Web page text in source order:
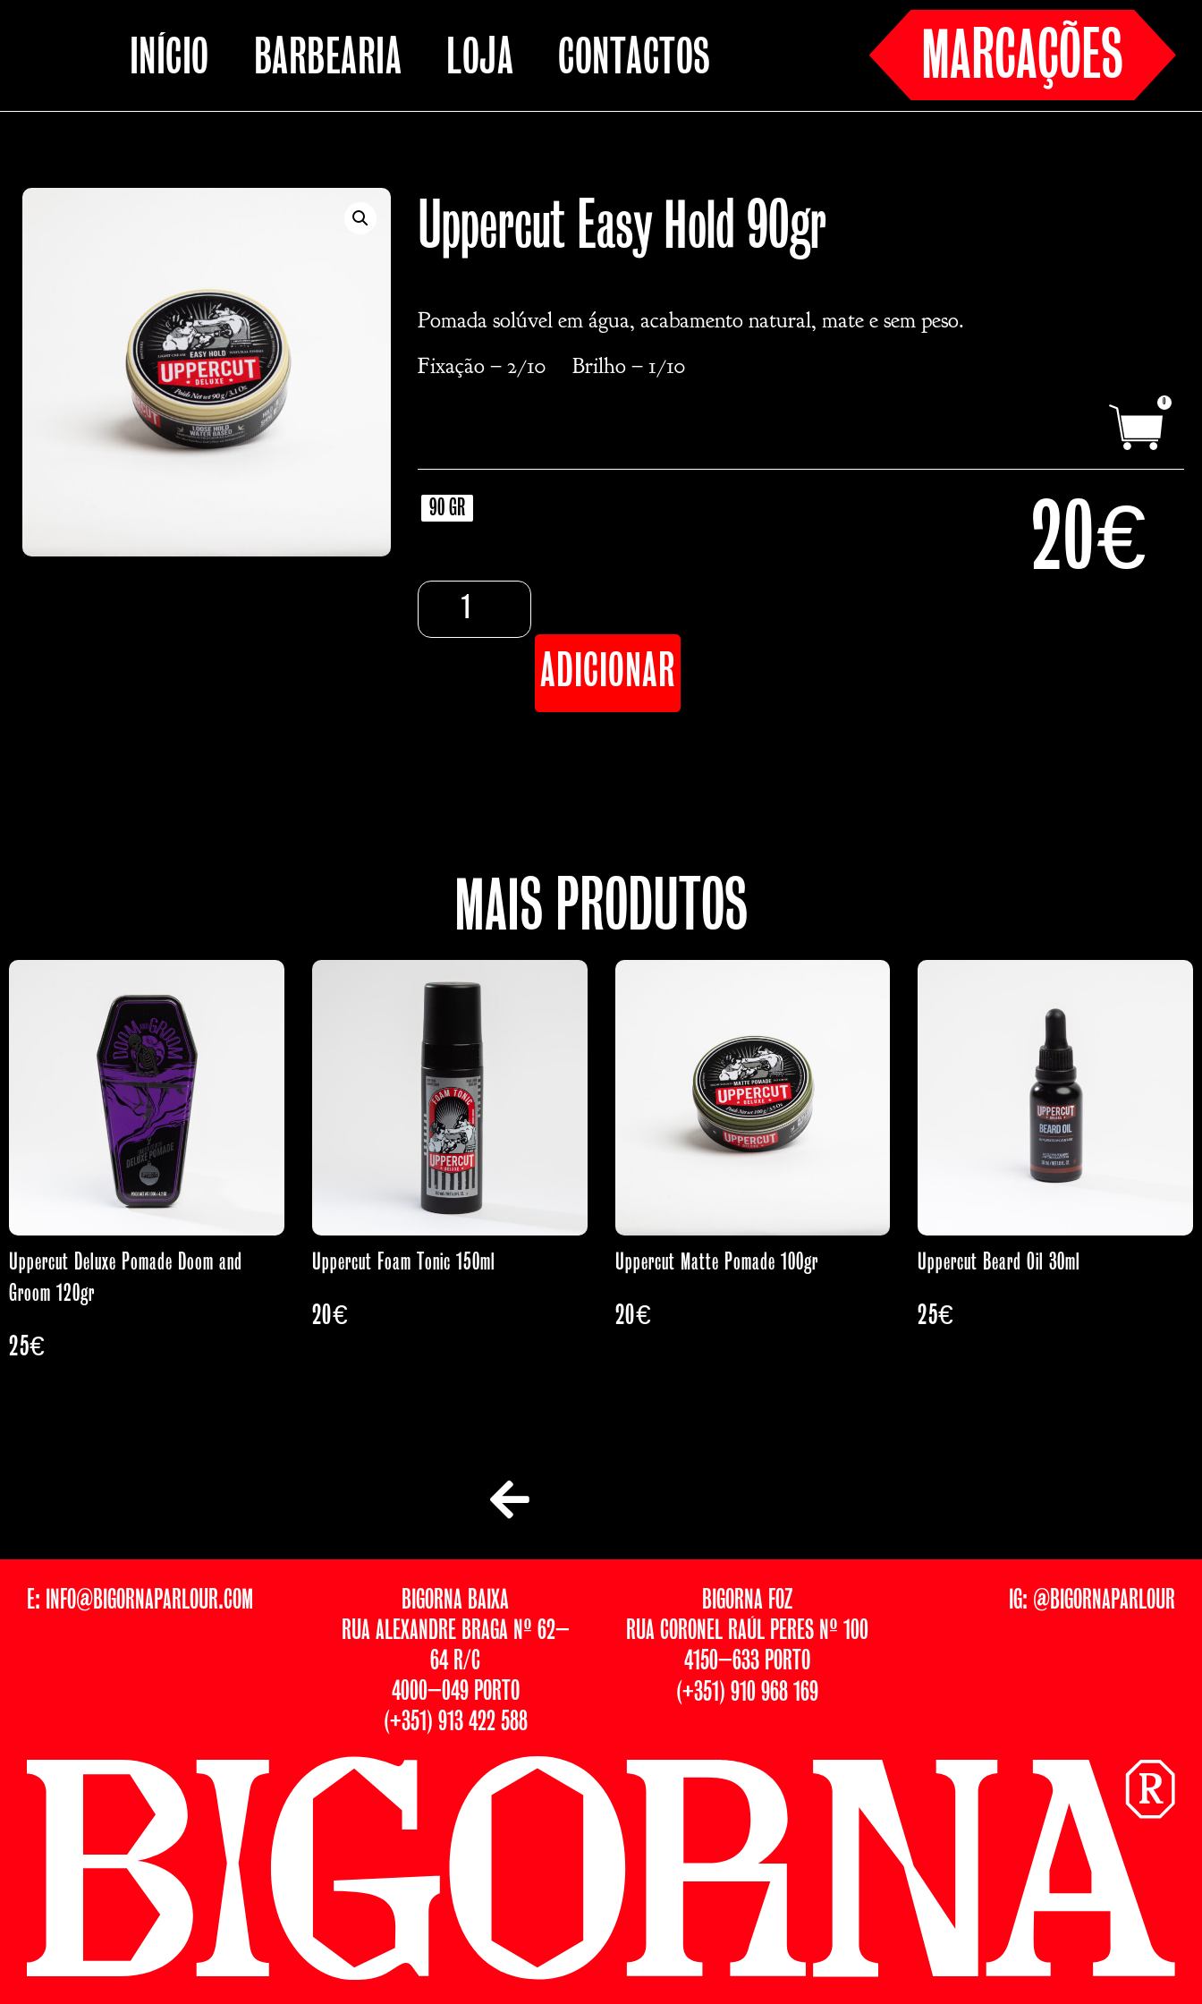
INÍCIO BARBEARIA LOJA CONTACTOS MARCAÇÕES
Uppercut Easy Hold 90gr
Pomada solúvel em água, acabamento natural, mate e sem peso.
Fixação – 2/10 Brilho – 1/10
0
20€
90 GR
ADICIONAR
MAIS PRODUTOS
Uppercut Deluxe Pomade Doom and
Groom 120gr
25€
Uppercut Foam Tonic 150ml
20€
Uppercut Matte Pomade 100gr
20€
Uppercut Beard Oil 30ml
25€
E: INFO@BIGORNAPARLOUR.COM
BIGORNA BAIXA
RUA ALEXANDRE BRAGA Nº 62–
64 R/C
4000–049 PORTO
(+351) 913 422 588
BIGORNA FOZ
RUA CORONEL RAÚL PERES Nº 100
4150–633 PORTO
(+351) 910 968 169
IG: @BIGORNAPARLOUR